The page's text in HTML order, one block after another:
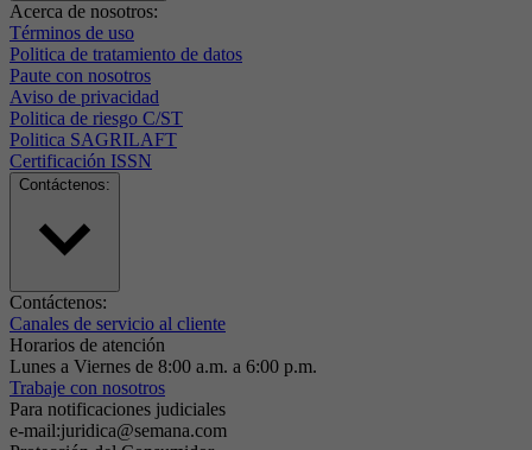
Acerca de nosotros:
Términos de uso
Politica de tratamiento de datos
Paute con nosotros
Aviso de privacidad
Politica de riesgo C/ST
Politica SAGRILAFT
Certificación ISSN
Contáctenos:
Contáctenos:
Canales de servicio al cliente
Horarios de atención
Lunes a Viernes de 8:00 a.m. a 6:00 p.m.
Trabaje con nosotros
Para notificaciones judiciales
e-mail:juridica@semana.com